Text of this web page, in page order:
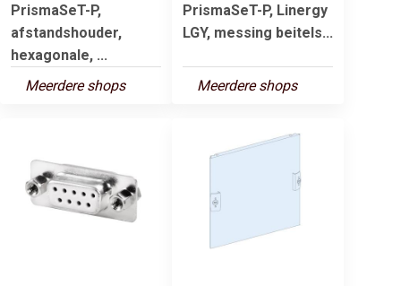
PrismaSeT-P,
afstandshouder,
hexagonale, ...
Meerdere shops
PrismaSeT-P, Linergy
LGY, messing beitels...
Meerdere shops